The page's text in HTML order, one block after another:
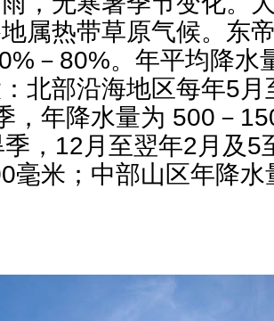
属热带草原气候。东
－80%。年平均降水
北部沿海地区每年5
，年降水量为 500－
，12月至翌年2月及5
毫米；中部山区年降